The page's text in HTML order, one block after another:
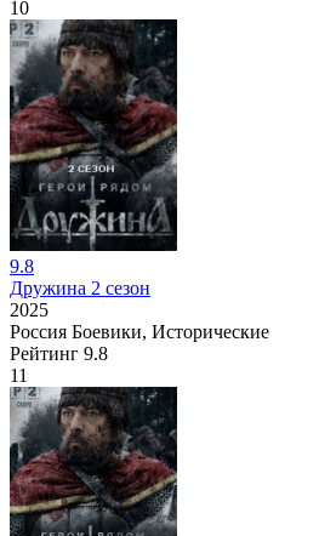
10
9.8
Дружина 2 сезон
2025
Россия Боевики, Исторические
Рейтинг 9.8
11